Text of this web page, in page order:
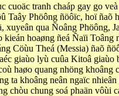
tranh chaáp gay go
Taây Phöông ñöôïc, hoï
qua Ñoâng Phöông,
hoaøng ñeá Ñaïi
Cöùu Theá (Messia) ñaõ
giaùo lyù cuûa Kitoâ
haøo quang nhöng
ta khoâng neân ngaïc
chòu chung soá phaän vôùi